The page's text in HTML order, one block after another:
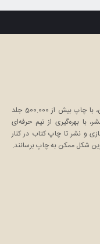
انتشارات متخصصان، ناشر برگزیده‌ی کتاب سال جوانان، با چاپ بیش از 500.000 جلد
و نشر، با بهره‌گیری از تیم حرفه‌ای
و نشر تا چاپ کتاب در کنار
شکل ممکن به چاپ برسانند.